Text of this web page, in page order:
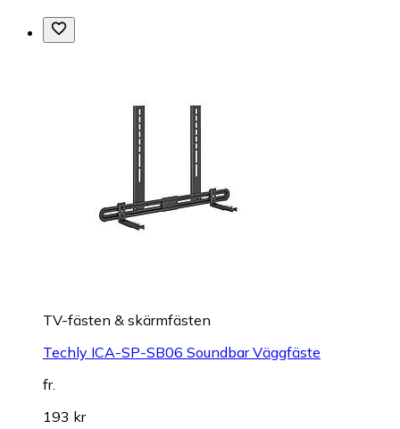
TV-fästen & skärmfästen
Techly ICA-SP-SB06 Soundbar Väggfäste
fr.
193 kr